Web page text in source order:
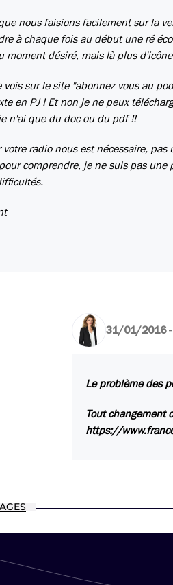
nous faisions facilement sur la
à chaque fois au début une ré
moment désiré, mais là plus
sur le site "abonnez vous au
en PJ ! Et non je ne peux
n'ai que du doc ou du pdf !!
votre radio nous est nécessaire,
comprendre, je ne suis pas
31/01/2016 -
Le problème des
Tout changement
https://